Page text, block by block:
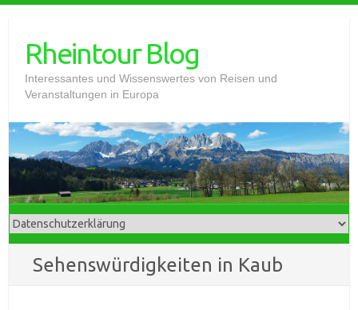
contentRheintour Blog
Interessantes und Wissenswertes von Reisen und
Veranstaltungen in Europa
Sehenswürdigkeiten in Kaub